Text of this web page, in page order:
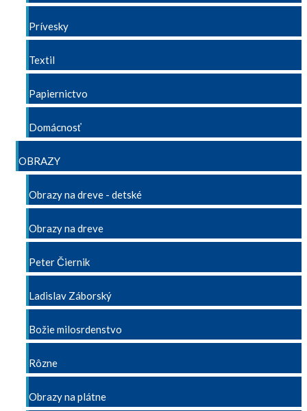
Prívesky
Textil
Papiernictvo
Domácnosť
OBRAZY
Obrazy na dreve - detské
Obrazy na dreve
Peter Čiernik
Ladislav Záborský
Božie milosrdenstvo
Rôzne
Obrazy na plátne